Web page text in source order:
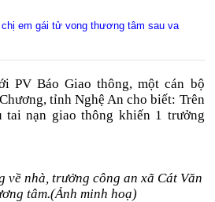
chị em gái tử vong thương tâm sau va
PV Báo Giao thông, một cán bộ
tỉnh Nghệ An cho biết: Trên
tai nạn giao thông khiến 1 trưởng
về nhà, trưởng công an xã Cát Văn
tâm.(Ảnh minh hoạ)